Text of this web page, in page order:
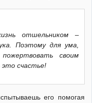
отшельником –
Поэтому для ума,
своим
это счастье!
его помогая